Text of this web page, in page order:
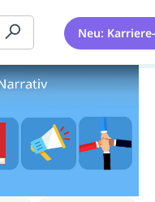
Neu: